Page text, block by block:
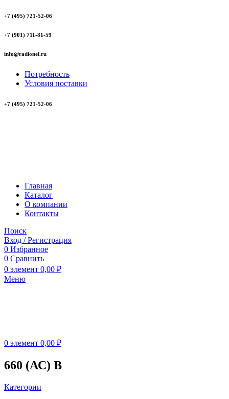
+7 (495) 721-52-06
+7 (901) 711-81-59
info@radionel.ru
Потребность
Условия поставки
+7 (495) 721-52-06
Главная
Каталог
О компании
Контакты
Поиск
Вход / Регистрация
0 Избранное
0 Сравнить
0 элемент 0,00 ₽
Меню
0 элемент 0,00 ₽
660 (АС) В
Категории